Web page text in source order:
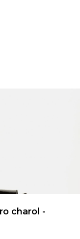
charol -